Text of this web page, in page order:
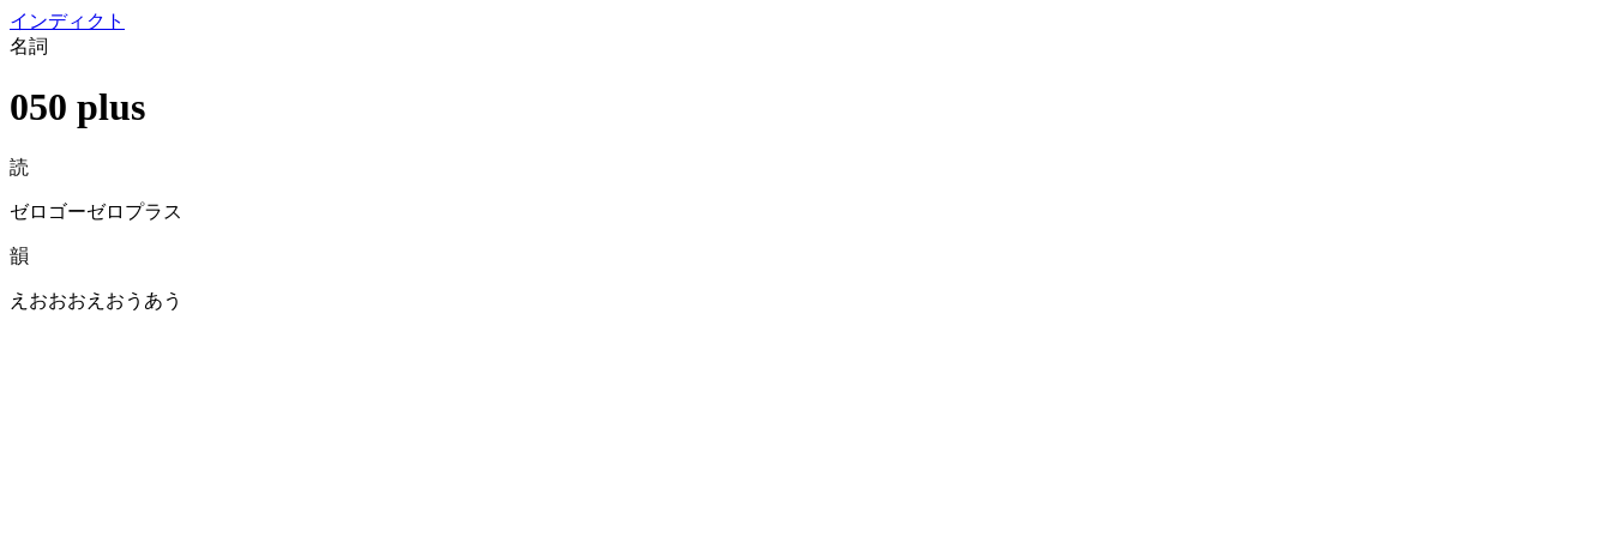
インディクト
名詞
050 plus
読
ゼロゴーゼロプラス
韻
えおおおえおうあう